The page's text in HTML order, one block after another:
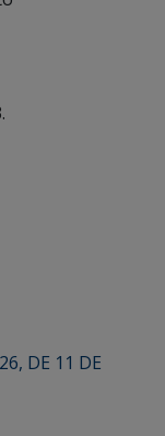
DE 11 DE